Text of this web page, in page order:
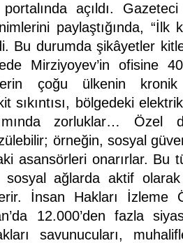
açıldı.
paylaştığında, “İlk
Bu durumda şikâyetler
Mirziyoyev’in ofisine
çoğu ülkenin
sıkıntısı, bölgedeki
zorluklar… Özel
örneğin, sosyal
asansörleri onarırlar. Bu
ağlarda aktif olarak
İnsan Hakları İzleme
12.000’den fazla
savunucuları,